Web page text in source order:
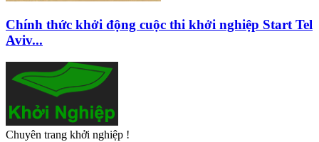
Chính thức khởi động cuộc thi khởi nghiệp Start Tel
Aviv...
Chuyên trang khởi nghiệp !